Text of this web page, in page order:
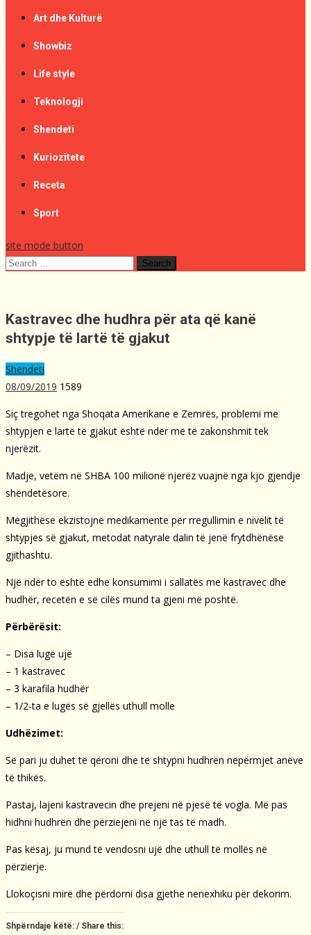
Art dhe Kulturë
Showbiz
Life style
Teknologji
Shendeti
Kuriozitete
Receta
Sport
site mode button
Search
Kastravec dhe hudhra për ata që kanë
shtypje të lartë të gjakut
Shendeti
08/09/2019 1589
Siç tregohet nga Shoqata Amerikane e Zemrës, problemi me
shtypjen e lartë të gjakut është ndër më të zakonshmit tek
njerëzit.
Madje, vetëm në SHBA 100 milionë njerëz vuajnë nga kjo gjendje
shëndetësore.
Megjithëse ekzistojnë medikamente për rregullimin e nivelit të
shtypjes së gjakut, metodat natyrale dalin të jenë frytdhënëse
gjithashtu.
Një ndër to është edhe konsumimi i sallatës me kastravec dhe
hudhër, recetën e së cilës mund ta gjeni më poshtë.
Përbërësit:
– Disa lugë ujë
– 1 kastravec
– 3 karafila hudhër
– 1/2-ta e lugës së gjellës uthull molle
Udhëzimet:
Së pari ju duhet të qëroni dhe të shtypni hudhrën nëpërmjet anëve
të thikës.
Pastaj, lajeni kastravecin dhe prejeni në pjesë të vogla. Më pas
hidhni hudhrën dhe përziejeni në një tas të madh.
Pas kësaj, ju mund të vendosni ujë dhe uthull të mollës në
përzierje.
Llokoçisni mirë dhe përdorni disa gjethe nenexhiku për dekorim.
Shpërndaje këtë: / Share this: